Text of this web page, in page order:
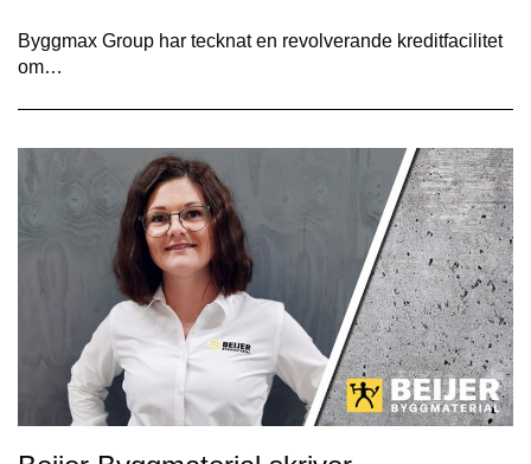
Byggmax Group har tecknat en revolverande kreditfacilitet
om…